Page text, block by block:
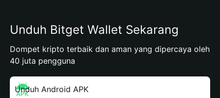
Unduh Bitget Wallet Sekarang
Dompet kripto terbaik dan aman yang dipercaya oleh
40 juta pengguna
Unduh Android APK